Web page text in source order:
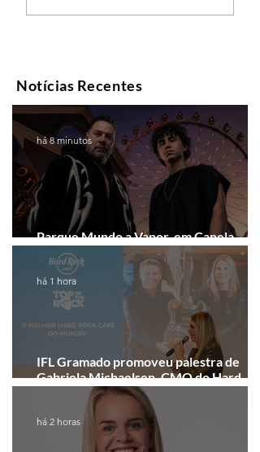
Notícias Recentes
Parque Mundo a Vapor, em Canela,
recebe festival eletrônico em agosto
há 8 minutos
IFL Gramado promoveu palestra de
Gabriela Michaelsen, CMO do Hard
Rock Cafe Gramado
há 1 hora
há 2 horas